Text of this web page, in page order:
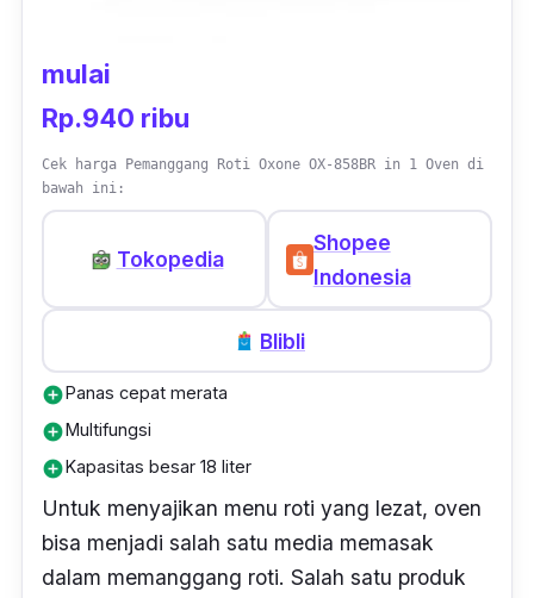
mulai
Rp.940 ribu
Cek harga Pemanggang Roti Oxone OX-858BR in 1 Oven di
bawah ini:
Tokopedia
Shopee
Indonesia
Blibli
add_circle Panas cepat merata
add_circle Multifungsi
add_circle Kapasitas besar 18 liter
Untuk menyajikan menu roti yang lezat, oven
bisa menjadi salah satu media memasak
dalam memanggang roti. Salah satu produk